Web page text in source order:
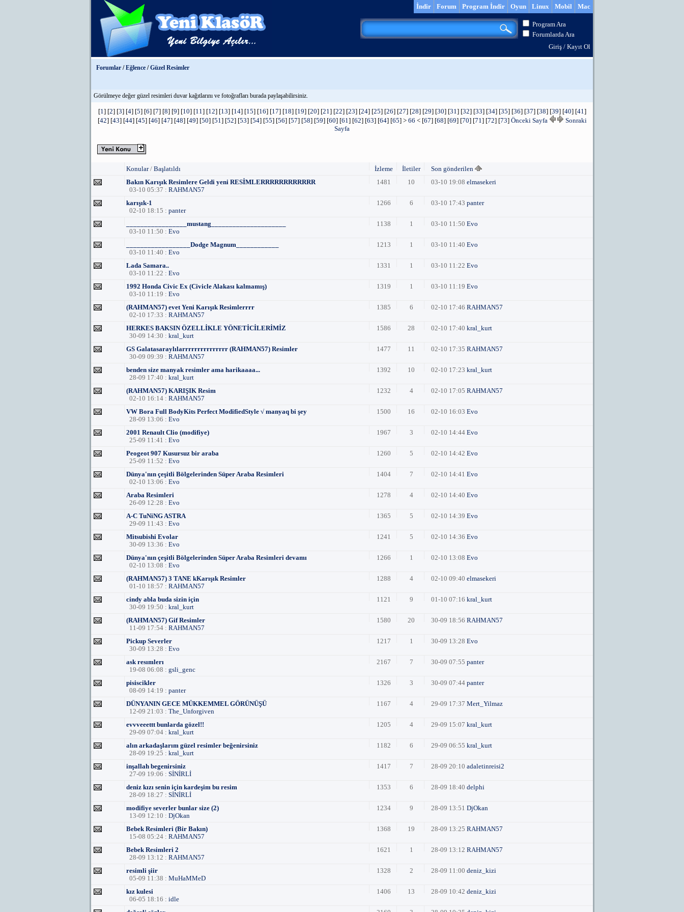
Mac
Mobil
Linux
Oyun
Program İndir
Forum
İndir
Program Ara
Forumlarda Ara
Giriş / Kayıt Ol
Forumlar /Eğlence /Güzel Resimler
Görülmeye değer güzel resimleri duvar kağıtlarını ve fotoğrafları burada paylaşabilirsiniz.
[1] [2] [3] [4] [5] [6] [7] [8] [9] [10] [11] [12] [13] [14] [15] [16] [17] [18] [19] [20] [21] [22] [23] [24] [25] [26] [27] [28] [29] [30] [31] [32] [33] [34] [35] [36] [37] [38] [39] [40] [41]
[42] [43] [44] [45] [46] [47] [48] [49] [50] [51] [52] [53] [54] [55] [56] [57] [58] [59] [60] [61] [62] [63] [64] [65] > 66 < [67] [68] [69] [70] [71] [72] [73] Önceki Sayfa
Sonraki
Sayfa
Konular/ Başlatıldı İzleme İletiler
Son gönderilen
Bakın Karışık Resimlere Geldi yeni RESİMLERRRRRRRRRRRR
03-10 05:37 : RAHMAN57
1481 10 03-10 19:08 elmasekeri
karışık-1
02-10 18:15 : panter
1266 6 03-10 17:43 panter
_________________mustang_____________________
03-10 11:50 : Evo
1138 1 03-10 11:50 Evo
__________________Dodge Magnum____________
03-10 11:40 : Evo
1213 1 03-10 11:40 Evo
Lada Samara..
03-10 11:22 : Evo
1331 1 03-10 11:22 Evo
1992 Honda Civic Ex (Civicle Alakası kalmamış)
03-10 11:19 : Evo
1319 1 03-10 11:19 Evo
(RAHMAN57) evet Yeni Karışık Resimlerrrr
02-10 17:33 : RAHMAN57
1385 6 02-10 17:46 RAHMAN57
HERKES BAKSIN ÖZELLİKLE YÖNETİCİLERİMİZ
30-09 14:30 : kral_kurt
1586 28 02-10 17:40 kral_kurt
GS Galatasaraylılarrrrrrrrrrrrrrr (RAHMAN57) Resimler
30-09 09:39 : RAHMAN57
1477 11 02-10 17:35 RAHMAN57
benden size manyak resimler ama harikaaaa...
28-09 17:40 : kral_kurt
1392 10 02-10 17:23 kral_kurt
(RAHMAN57) KARIŞIK Resim
02-10 16:14 : RAHMAN57
1232 4 02-10 17:05 RAHMAN57
VW Bora Full BodyKits Perfect ModifiedStyle √ manyaq bi şey
28-09 13:06 : Evo
1500 16 02-10 16:03 Evo
2001 Renault Clio (modifiye)
25-09 11:41 : Evo
1967 3 02-10 14:44 Evo
Peogeot 907 Kusursuz bir araba
25-09 11:52 : Evo
1260 5 02-10 14:42 Evo
Dünya'nın çeşitli Bölgelerinden Süper Araba Resimleri
02-10 13:06 : Evo
1404 7 02-10 14:41 Evo
Araba Resimleri
26-09 12:28 : Evo
1278 4 02-10 14:40 Evo
A-C TuNiNG ASTRA
29-09 11:43 : Evo
1365 5 02-10 14:39 Evo
Mitsubishi Evolar
30-09 13:36 : Evo
1241 5 02-10 14:36 Evo
Dünya'nın çeşitli Bölgelerinden Süper Araba Resimleri devamı
02-10 13:08 : Evo
1266 1 02-10 13:08 Evo
(RAHMAN57) 3 TANE kKarışık Resimler
01-10 18:57 : RAHMAN57
1288 4 02-10 09:40 elmasekeri
cindy abla buda sizin için
30-09 19:50 : kral_kurt
1121 9 01-10 07:16 kral_kurt
(RAHMAN57) Gif Resimler
11-09 17:54 : RAHMAN57
1580 20 30-09 18:56 RAHMAN57
Pickup Severler
30-09 13:28 : Evo
1217 1 30-09 13:28 Evo
ask resımlerı
19-08 06:08 : gsli_genc
2167 7 30-09 07:55 panter
pisiscikler
08-09 14:19 : panter
1326 3 30-09 07:44 panter
DÜNYANIN GECE MÜKKEMMEL GÖRÜNÜŞÜ
12-09 21:03 : The_Unforgiven
1167 4 29-09 17:37 Mert_Yilmaz
evvveeettt bunlarda gözel!!
29-09 07:04 : kral_kurt
1205 4 29-09 15:07 kral_kurt
alın arkadaşlarım güzel resimler beğenirsiniz
28-09 19:25 : kral_kurt
1182 6 29-09 06:55 kral_kurt
inşallah begenirsiniz
27-09 19:06 : SİNİRLİ
1417 7 28-09 20:10 adaletinreisi2
deniz kızı senin için kardeşim bu resim
28-09 18:27 : SİNİRLİ
1353 6 28-09 18:40 delphi
modifiye severler bunlar size (2)
13-09 12:10 : DjOkan
1234 9 28-09 13:51 DjOkan
Bebek Resimleri (Bir Bakın)
15-08 05:24 : RAHMAN57
1368 19 28-09 13:25 RAHMAN57
Bebek Resimleri 2
28-09 13:12 : RAHMAN57
1621 1 28-09 13:12 RAHMAN57
resimli şiir
05-09 11:38 : MuHaMMeD
1328 2 28-09 11:00 deniz_kizi
kız kulesi
06-05 18:16 : idle
1406 13 28-09 10:42 deniz_kizi